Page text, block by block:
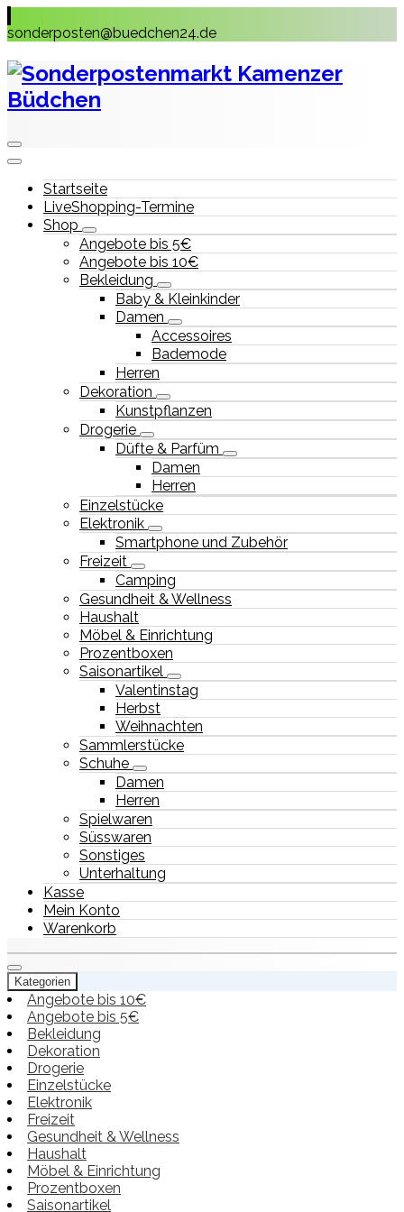
to
sonderposten@buedchen24.de
Startseite
LiveShopping-Termine
Shop
Angebote bis 5€
Angebote bis 10€
Bekleidung
Baby & Kleinkinder
Damen
Accessoires
Bademode
Herren
Dekoration
Kunstpflanzen
Drogerie
Düfte & Parfüm
Damen
Herren
Einzelstücke
Elektronik
Smartphone und Zubehör
Freizeit
Camping
Gesundheit & Wellness
Haushalt
Möbel & Einrichtung
Prozentboxen
Saisonartikel
Valentinstag
Herbst
Weihnachten
Sammlerstücke
Schuhe
Damen
Herren
Spielwaren
Süsswaren
Sonstiges
Unterhaltung
Kasse
Mein Konto
Warenkorb
Kategorien
Angebote bis 10€
Angebote bis 5€
Bekleidung
Dekoration
Drogerie
Einzelstücke
Elektronik
Freizeit
Gesundheit & Wellness
Haushalt
Möbel & Einrichtung
Prozentboxen
Saisonartikel